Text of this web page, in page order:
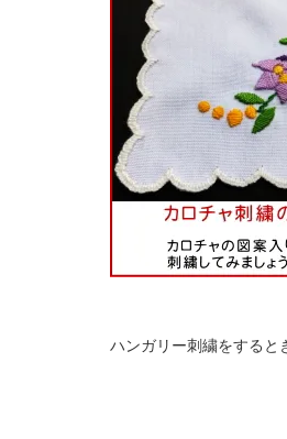
ハンガリー刺繍をすると